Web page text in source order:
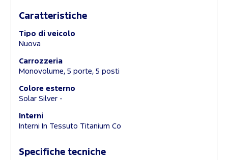
Caratteristiche
Tipo di veicolo
Nuova
Carrozzeria
Monovolume, 5 porte, 5 posti
Colore esterno
Solar Silver -
Interni
Interni In Tessuto Titanium Co
Specifiche tecniche